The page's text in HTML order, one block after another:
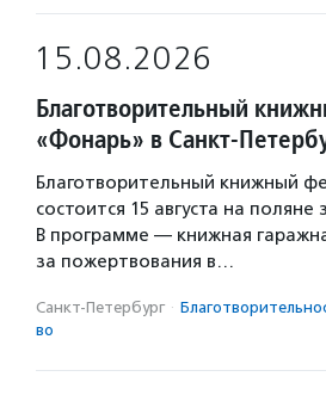
15.08.2026
Благотворительный
«Фонарь» в Санкт-
Благотворительный книжный
состоится 15 августа на
В программе — книжная
за пожертвования в…
Санкт-Петербург ·
во